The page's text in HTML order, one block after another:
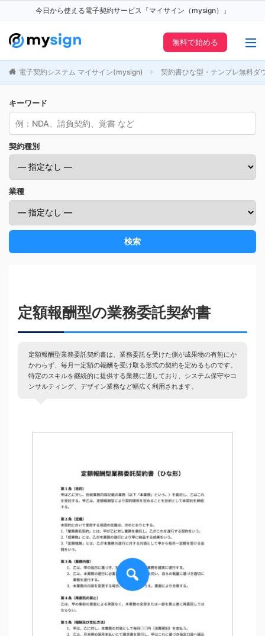
今日から使える電子契約サービス「マイサイン（mysign）」
無料で始める
電子契約システム マイサイン(mysign) 契約書ひな型・テンプレ無料ダ
キーワード
契約種別
業種
検索
定額報酬型の業務委託契約書
定額報酬型業務委託契約書は、業務委託を受けた側が成果物の有無にか
かわらず、毎月一定額の報酬を受け取る形式の契約を定めるものです。
特定のスキルを継続的に提供する業務に適しており、システム保守やコ
ンサルティング、デザイン業務など幅広く利用されます。